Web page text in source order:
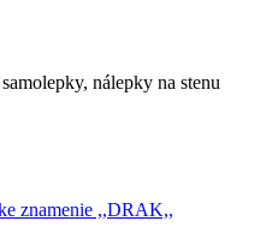
nálepky na stenu